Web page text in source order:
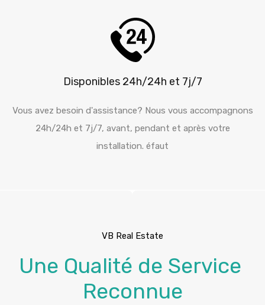
Disponibles 24h/24h et 7j/7
Vous avez besoin d'assistance? Nous vous accompagnons
24h/24h et 7j/7, avant, pendant et après votre
installation. éfaut
VB Real Estate
Une Qualité de Service
Reconnue